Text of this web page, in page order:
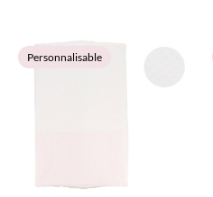
VOIR LE PRODUIT
Personnalisable